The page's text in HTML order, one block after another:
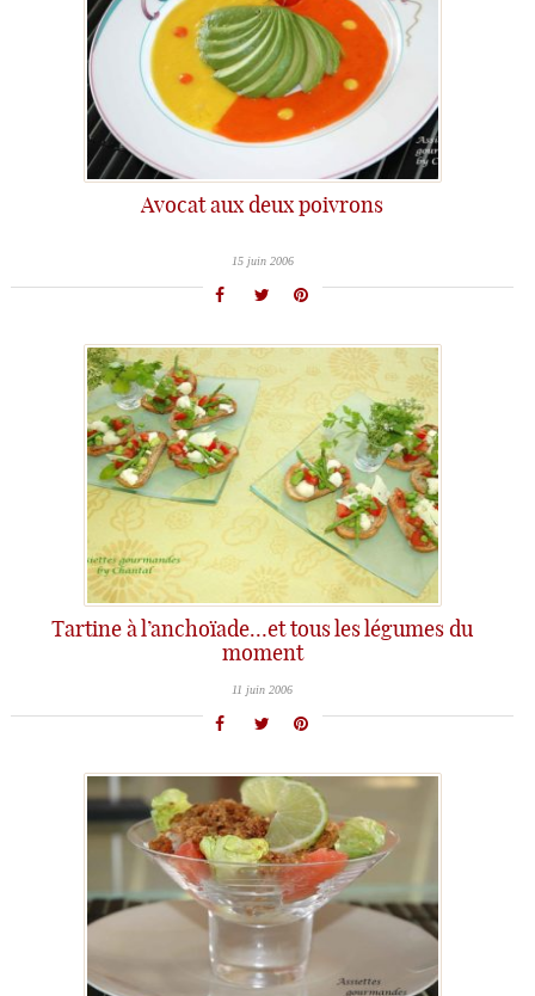
Avocat aux deux poivrons
15 juin 2006
Tartine à l’anchoïade…et tous les légumes du
moment
11 juin 2006